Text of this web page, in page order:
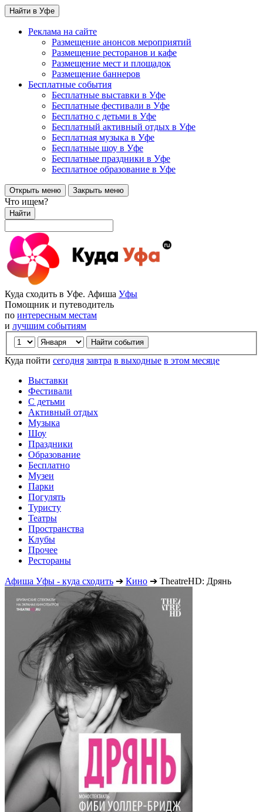
Найти в Уфе
Реклама на сайте
Размещение анонсов мероприятий
Размещение ресторанов и кафе
Размещение мест и площадок
Размещение баннеров
Бесплатные события
Бесплатные выставки в Уфе
Бесплатные фестивали в Уфе
Бесплатно с детьми в Уфе
Бесплатный активный отдых в Уфе
Бесплатная музыка в Уфе
Бесплатные шоу в Уфе
Бесплатные праздники в Уфе
Бесплатное образование в Уфе
Открыть меню Закрыть меню
Что ищем?
Найти
Куда сходить в Уфе. Афиша Уфы
Помощник и путеводитель
по интересным местам
и лучшим событиям
Куда пойти сегодня завтра в выходные в этом месяце
Выставки
Фестивали
С детьми
Активный отдых
Музыка
Шоу
Праздники
Образование
Бесплатно
Музеи
Парки
Погулять
Туристу
Театры
Пространства
Клубы
Прочее
Рестораны
Афиша Уфы - куда сходить ➔ Кино ➔ TheatreHD: Дрянь